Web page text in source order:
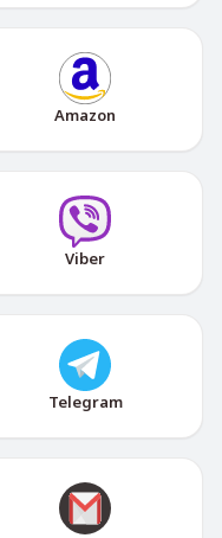
Amazon
Viber
Telegram